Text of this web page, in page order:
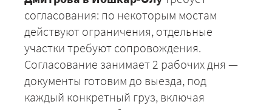
согласования: по некоторым мостам
действуют ограничения, отдельные
участки требуют сопровождения.
Согласование занимает 2 рабочих дня —
документы готовим до выезда, под
каждый конкретный груз, включая